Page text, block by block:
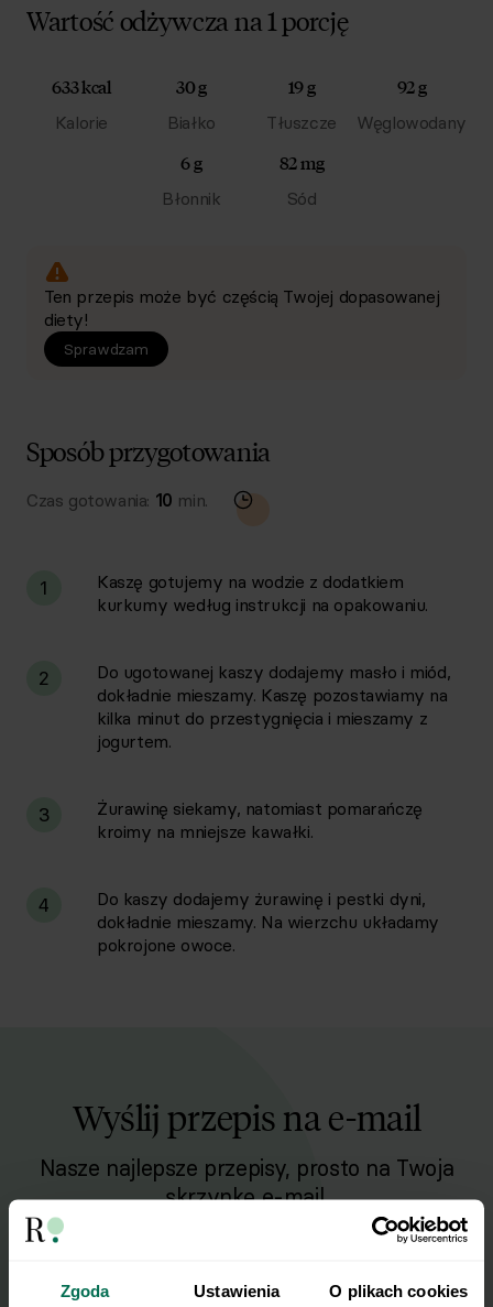
Zgoda Ustawienia O plikach cookies
Wartość odżywcza na 1 porcję
633 kcal
Kalorie
30 g
Białko
19 g
Tłuszcze
92 g
Węglowodany
6 g
Błonnik
82 mg
Sód
Ten przepis może być częścią Twojej dopasowanej
diety!
Sprawdzam
Sposób przygotowania
Czas gotowania: 10 min.
1
Kaszę gotujemy na wodzie z dodatkiem
kurkumy według instrukcji na opakowaniu.
2
Do ugotowanej kaszy dodajemy masło i miód,
dokładnie mieszamy. Kaszę pozostawiamy na
kilka minut do przestygnięcia i mieszamy z
jogurtem.
3
Żurawinę siekamy, natomiast pomarańczę
kroimy na mniejsze kawałki.
4
Do kaszy dodajemy żurawinę i pestki dyni,
dokładnie mieszamy. Na wierzchu układamy
pokrojone owoce.
Wyślij przepis na e-mail
Nasze najlepsze przepisy, prosto na Twoja
skrzynkę e-mail.
Imię